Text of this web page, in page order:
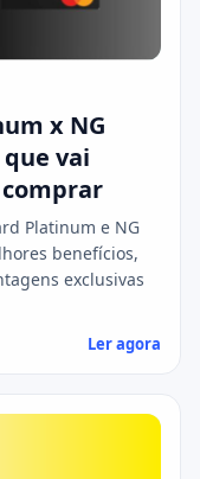
x NG
vai
Platinum e NG
benefícios,
exclusivas
Ler agora